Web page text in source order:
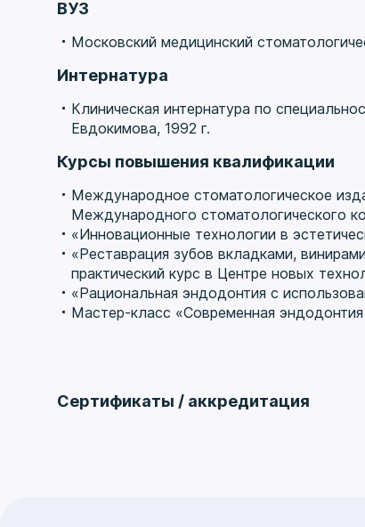
ВУЗ
Московский медицинский
Интернатура
Клиническая интернатура по
Евдокимова, 1992 г.
Курсы повышения квалификации
Международное стоматологическое
Международного стоматологического
«Инновационные технологии в
«Реставрация зубов вкладками,
практический курс в Центре новых
«Рациональная эндодонтия с
Мастер-класс «Современная
Сертификаты / аккредитация